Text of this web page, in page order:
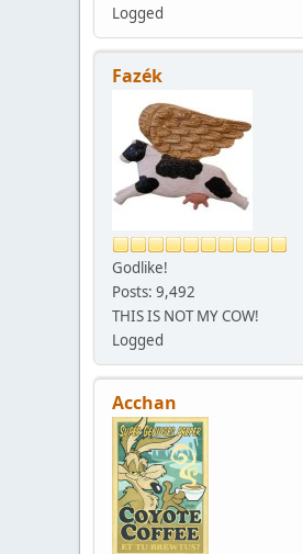
Logged
Fazék
Godlike!
Posts: 9,492
THIS IS NOT MY COW!
Logged
Acchan